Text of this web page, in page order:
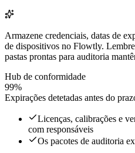
Armazene credenciais, datas de
de dispositivos no Flowtly.
pastas prontas para auditoria
Hub de conformidade
99%
Expirações detetadas antes do
Licenças, calibrações e
com responsáveis
Os pacotes de auditoria